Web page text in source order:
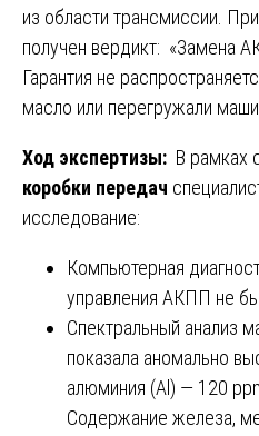
из области трансмиссии.
получен вердикт: «Замена
Гарантия не
масло или перегружали
Ход экспертизы: В рамках
коробки передач
исследование:
Компьютерная
управления АКПП не
Спектральный анализ
показала аномально
алюминия (Al) — 120
Содержание железа,